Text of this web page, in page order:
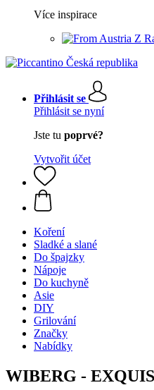
Více inspirace
Z
Přihlásit se
Přihlásit se nyní
Jste tu poprvé?
Vytvořit účet
Koření
Sladké a slané
Do špajzky
Nápoje
Do kuchyně
Asie
DIY
Grilování
Značky
Nabídky
WIBERG -